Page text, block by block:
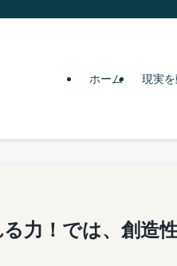
ホーム 現実
力！では、創造性